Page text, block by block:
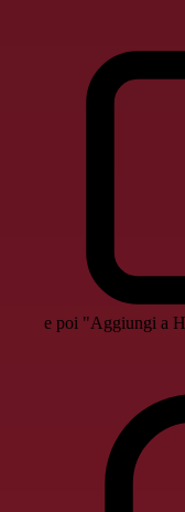
e poi "Aggiungi a